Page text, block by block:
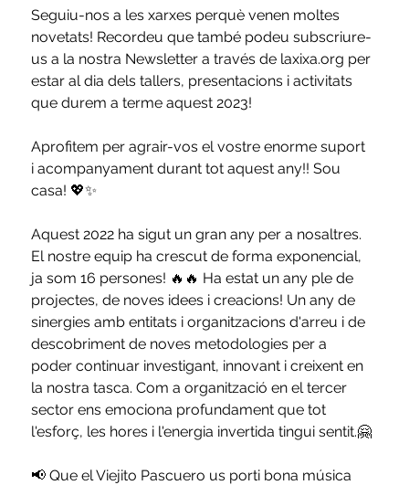
Seguiu-nos a les xarxes perquè venen moltes
novetats! Recordeu que també podeu subscriure-
us a la nostra Newsletter a través de laxixa.org per
estar al dia dels tallers, presentacions i activitats
que durem a terme aquest 2023!
Aprofitem per agrair-vos el vostre enorme suport
i acompanyament durant tot aquest any!! Sou
casa! 💖✨
Aquest 2022 ha sigut un gran any per a nosaltres.
El nostre equip ha crescut de forma exponencial,
ja som 16 persones! 🔥🔥 Ha estat un any ple de
projectes, de noves idees i creacions! Un any de
sinergies amb entitats i organitzacions d'arreu i de
descobriment de noves metodologies per a
poder continuar investigant, innovant i creixent en
la nostra tasca. Com a organització en el tercer
sector ens emociona profundament que tot
l'esforç, les hores i l'energia invertida tingui sentit.🤗
📢 Que el Viejito Pascuero us porti bona música